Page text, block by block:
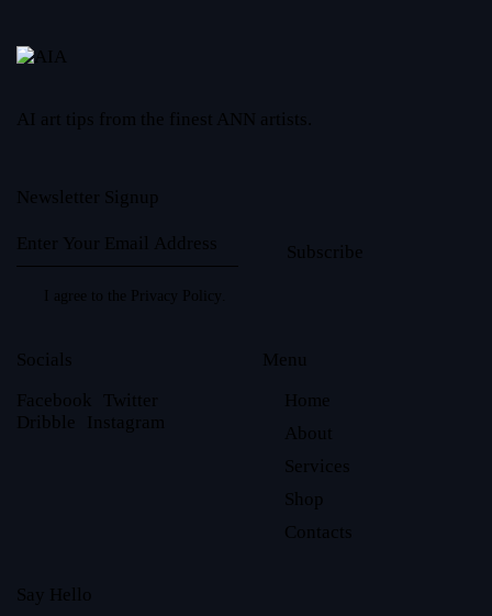
AI art tips from the finest ANN artists.
Newsletter Signup
Subscribe
I agree to the Privacy Policy
Socials
Facebook
Twitter
Dribble
Instagram
Menu
Home
About
Services
Shop
Contacts
Say Hello